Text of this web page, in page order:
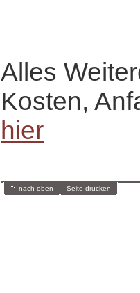
Alles
Kosten,
hier
nach oben Seite drucken